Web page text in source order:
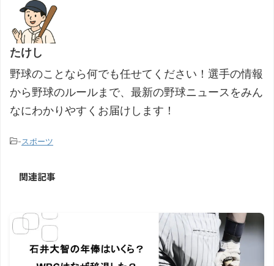
たけし
野球のことなら何でも任せてください！選手の情報
から野球のルールまで、最新の野球ニュースをみん
なにわかりやすくお届けします！
-スポーツ
関連記事